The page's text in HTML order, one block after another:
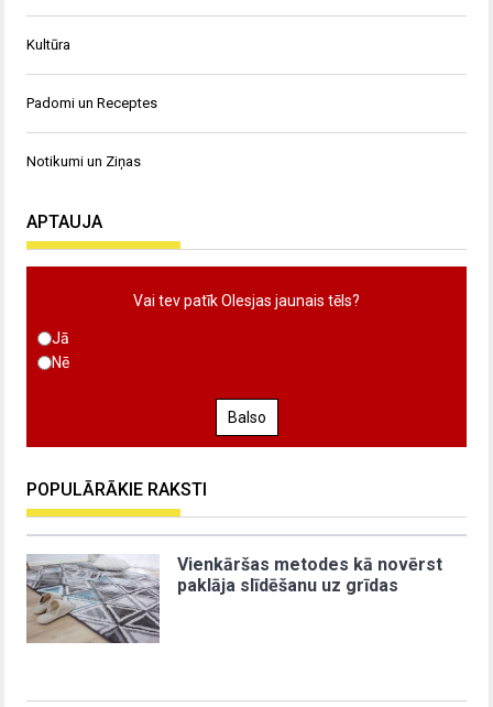
Kultūra
Padomi un Receptes
Notikumi un Ziņas
APTAUJA
Vai tev patīk Olesjas jaunais tēls?
Jā
Nē
Balso
POPULĀRĀKIE RAKSTI
Vienkāršas metodes kā novērst
paklāja slīdēšanu uz grīdas